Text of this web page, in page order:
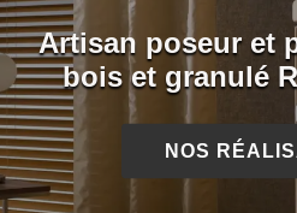
Artisan poseur et
bois et granulé
NOS